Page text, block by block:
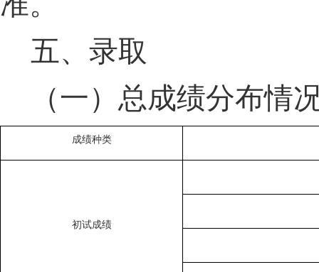
五、录取
（一）总成绩分布情
成绩种类
初试成绩